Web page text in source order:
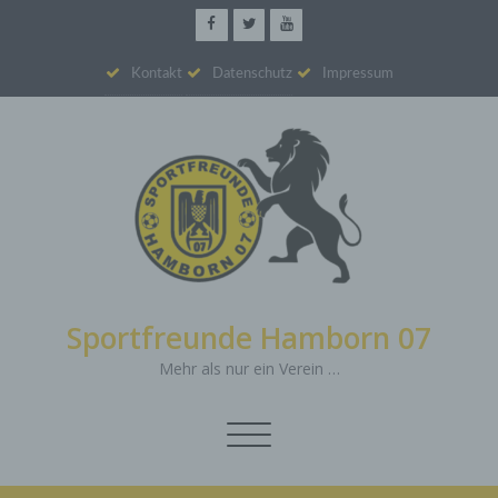
Kontakt Datenschutz Impressum
Sportfreunde Hamborn 07
Mehr als nur ein Verein …
Schalte